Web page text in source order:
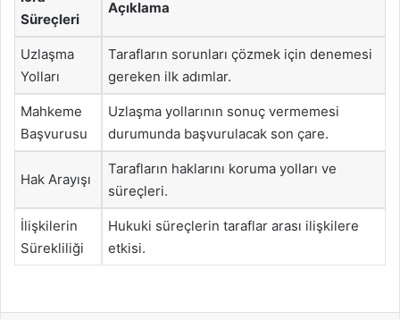
Süreçleri
Açıklama
Uzlaşma
Yolları
Tarafların sorunları çözmek için denemesi
gereken ilk adımlar.
Mahkeme
Başvurusu
Uzlaşma yollarının sonuç vermemesi
durumunda başvurulacak son çare.
Hak Arayışı
Tarafların haklarını koruma yolları ve
süreçleri.
İlişkilerin
Sürekliliği
Hukuki süreçlerin taraflar arası ilişkilere
etkisi.